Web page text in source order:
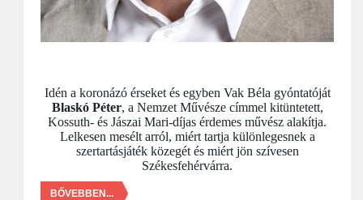
Idén a koronázó érseket és egyben Vak Béla gyóntatóját
Blaskó Péter, a Nemzet Művésze címmel kitüntetett,
Kossuth- és Jászai Mari-díjas érdemes művész alakítja.
Lelkesen mesélt arról, miért tartja különlegesnek a
szertartásjáték közegét és miért jön szívesen
Székesfehérvárra.
BŐVEBBEN...